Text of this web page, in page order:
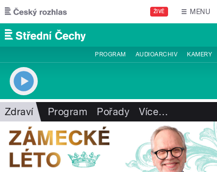
Přejít k hlavnímu obsahu
ŽIVĚ MENU
PROGRAM AUDIOARCHIV KAMERY
Zdraví Program Pořady Více…